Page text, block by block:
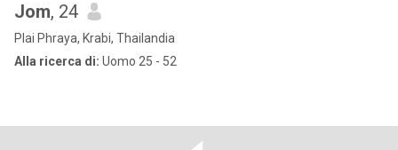
Jom, 24
Plai Phraya, Krabi, Thailandia
Alla ricerca di: Uomo 25 - 52